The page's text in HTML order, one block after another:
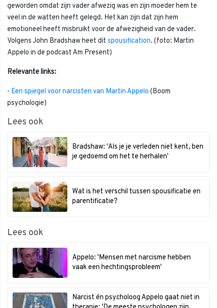
geworden omdat zijn vader afwezig was en zijn moeder hem te
veel in de watten heeft gelegd. Het kan zijn dat zijn hem
emotioneel heeft misbruikt voor de afwezigheid van de vader.
Volgens John Bradshaw heet dit spousification. (foto: Martin
Appelo in de podcast Am Present)
Relevante links:
- Een spiegel voor narcisten van Martin Appelo (Boom
psychologie)
Lees ook
Bradshaw: 'Als je je verleden niet kent, ben
je gedoemd om het te herhalen'
Wat is het verschil tussen spousificatie en
parentificatie?
Lees ook
Appelo: 'Mensen met narcisme hebben
vaak een hechtingsprobleem'
Narcist én psycholoog Appelo gaat niet in